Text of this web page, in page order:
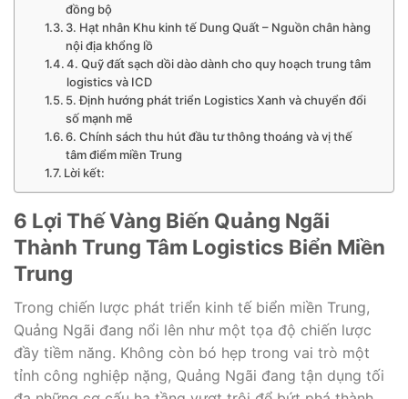
đồng bộ
3. Hạt nhân Khu kinh tế Dung Quất – Nguồn chân hàng
nội địa khổng lồ
4. Quỹ đất sạch dồi dào dành cho quy hoạch trung tâm
logistics và ICD
5. Định hướng phát triển Logistics Xanh và chuyển đổi
số mạnh mẽ
6. Chính sách thu hút đầu tư thông thoáng và vị thế
tâm điểm miền Trung
Lời kết:
6 Lợi Thế Vàng Biến Quảng Ngãi
Thành Trung Tâm Logistics Biển Miền
Trung
Trong chiến lược phát triển kinh tế biển miền Trung,
Quảng Ngãi đang nổi lên như một tọa độ chiến lược
đầy tiềm năng. Không còn bó hẹp trong vai trò một
tỉnh công nghiệp nặng, Quảng Ngãi đang tận dụng tối